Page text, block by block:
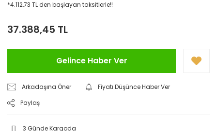
*4.112,73 TL den başlayan taksitlerle!!
37.388,45 TL
Gelince Haber Ver
Arkadaşına Öner
Fiyatı Düşünce Haber Ver
Paylaş
3 Günde Kargoda